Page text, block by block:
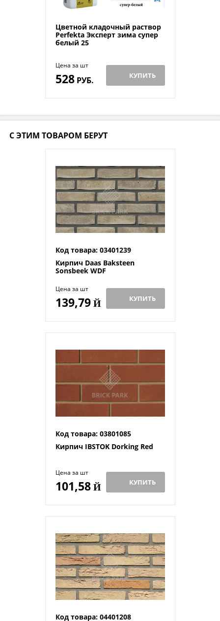
Цветной кладочный раствор
Perfekta Эксперт зима супер
белый 25
Цена за шт
528РУБ. КУПИТЬ
С ЭТИМ ТОВАРОМ БЕРУТ
Код товара: 03401239
Кирпич Daas Baksteen
Sonsbeek WDF
Цена за шт
139,79Й КУПИТЬ
Код товара: 03801085
Кирпич IBSTOK Dorking Red
Цена за шт
101,58Й КУПИТЬ
Код товара: 04401208